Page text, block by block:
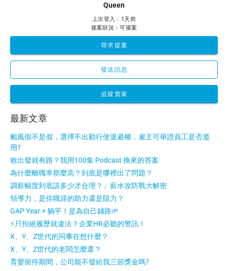
Queen
上次登入：1天前
接案狀況：可接案
尋求提案
發送訊息
追蹤賣家
最新文章
颱風假不是假，選擇不出勤行使退避權，雇主可舉證員工是否濫
用?
敢出發就有路？我用100集 Podcast 換來的答案
為什麼離職率那麼高？到底是哪裡出了問題？
調薪幅度到底該多少才合理？」薪水攻防戰大解密
領導力，是你職涯的助力還是阻力？
GAP Year ≠ 躺平！是為自己鋪路🌱
⚡只拒絕履歷就違法？企業HR必聽的警訊！
X、Y、Z世代的同事在想什麼？
X、Y、Z世代的老闆怎麼選？
育嬰留停期間，公司能不發給我三節獎金嗎?